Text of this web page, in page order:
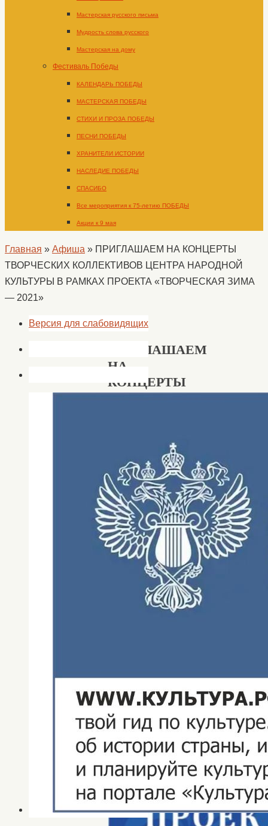
Мастерская русского письма
Мудрость слова русского
Мастерская на дому
Фестиваль Победы
КАЛЕНДАРЬ ПОБЕДЫ
МАСТЕРСКАЯ ПОБЕДЫ
СТИХИ И ПРОЗА ПОБЕДЫ
ПЕСНИ ПОБЕДЫ
ХРАНИТЕЛИ ИСТОРИИ
НАСЛЕДИЕ ПОБЕДЫ
СПАСИБО
Все мероприятия к 75-летию ПОБЕДЫ
Акции к 9 мая
Главная » Афиша » ПРИГЛАШАЕМ НА КОНЦЕРТЫ
ТВОРЧЕСКИХ КОЛЛЕКТИВОВ ЦЕНТРА НАРОДНОЙ
КУЛЬТУРЫ В РАМКАХ ПРОЕКТА «ТВОРЧЕСКАЯ ЗИМА
— 2021»
ПРИГЛАШАЕМ
НА
КОНЦЕРТЫ
ТВОРЧЕСКИХ
НАРОДНОЙ
КУЛЬТУРЫ
В
РАМКАХ
ПРОЕКТА
«ТВОРЧЕСКАЯ
ЗИМА
—
РДК
Версия для слабовидящих